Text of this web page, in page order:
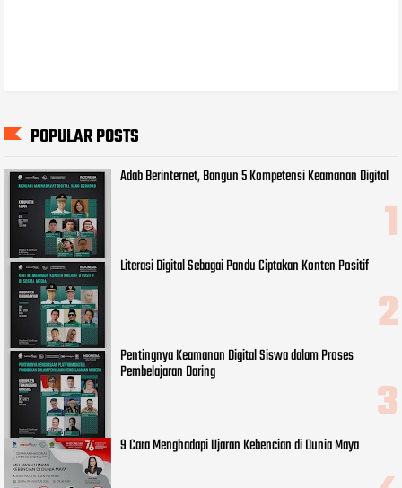
POPULAR POSTS
Adab Berinternet, Bangun 5 Kompetensi Keamanan Digital
Literasi Digital Sebagai Pandu Ciptakan Konten Positif
Pentingnya Keamanan Digital Siswa dalam Proses
Pembelajaran Daring
9 Cara Menghadapi Ujaran Kebencian di Dunia Maya